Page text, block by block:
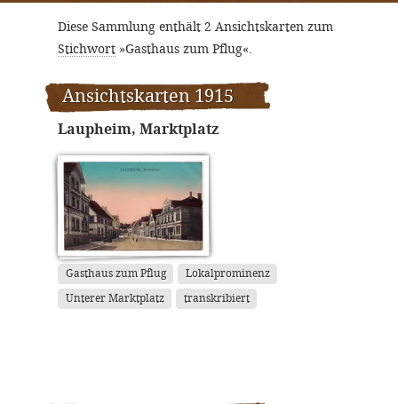
Diese Sammlung enthält 2 Ansichtskarten zum
Stichwort »Gasthaus zum Pflug«.
Ansichtskarten 1915
Laupheim, Marktplatz
Gasthaus zum Pflug Lokalprominenz
Unterer Marktplatz transkribiert